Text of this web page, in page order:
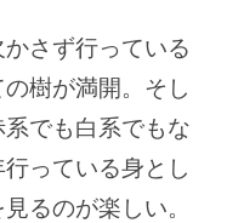
さず行っている
樹が満開。そし
でも白系でもな
っている身とし
るのが楽しい。